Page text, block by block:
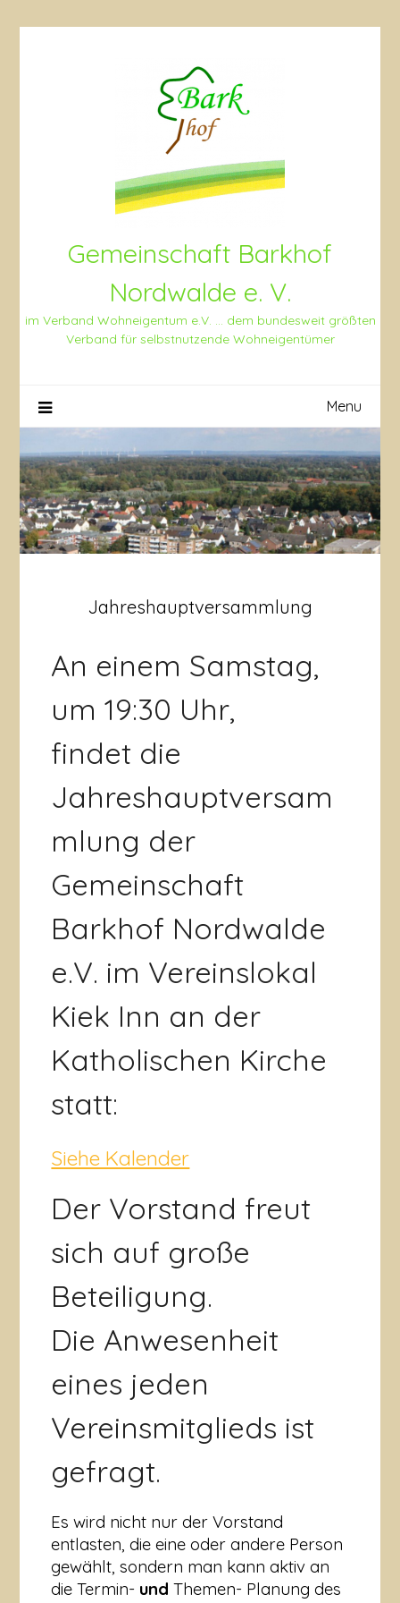
Gemeinschaft Barkhof
Nordwalde e. V.
im Verband Wohneigentum e.V. … dem bundesweit größten
Verband für selbstnutzende Wohneigentümer
Menu
Jahreshauptversammlung
An einem Samstag,
um 19:30 Uhr,
findet die
Jahreshauptversam
mlung der
Gemeinschaft
Barkhof Nordwalde
e.V. im Vereinslokal
Kiek Inn an der
Katholischen Kirche
statt:
Siehe Kalender
Der Vorstand freut
sich auf große
Beteiligung.
Die Anwesenheit
eines jeden
Vereinsmitglieds ist
gefragt.
Es wird nicht nur der Vorstand
entlasten, die eine oder andere Person
gewählt, sondern man kann aktiv an
die Termin- und Themen- Planung des